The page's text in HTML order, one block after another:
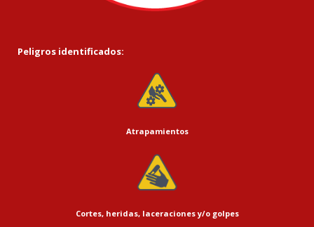
Peligros identificados:
Atrapamientos
Cortes, heridas, laceraciones y/o golpes